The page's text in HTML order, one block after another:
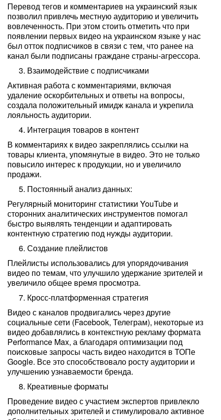
Перевод тегов и комментариев на украинский язык
позволил привлечь местную аудиторию и увеличить
вовлеченность. При этом стоить отметить что при
появлении первых видео на украинском языке у нас
был отток подписчиков в связи с тем, что ранее на
канал были подписаны граждане страны-агрессора.
Взаимодействие с подписчиками
Активная работа с комментариями, включая
удаление оскорбительных и ответы на вопросы,
создала положительный имидж канала и укрепила
лояльность аудитории.
Интеграция товаров в контент
В комментариях к видео закреплялись ссылки на
товары клиента, упомянутые в видео. Это не только
повысило интерес к продукции, но и увеличило
продажи.
Постоянный анализ данных:
Регулярный мониторинг статистики YouTube и
сторонних аналитических инструментов помогал
быстро выявлять тенденции и адаптировать
контентную стратегию под нужды аудитории.
Создание плейлистов
Плейлисты использовались для упорядочивания
видео по темам, что улучшило удержание зрителей и
увеличило общее время просмотра.
Кросс-платформенная стратегия
Видео с каналов продвигались через другие
социальные сети (Facebook, Телеграм), некоторые из
видео добавлялись в контекстную рекламу формата
Performance Max, а благодаря оптимизации под
поисковые запросы часть видео находится в ТОПе
Google. Все это способствовало росту аудитории и
улучшению узнаваемости бренда.
Креативные форматы
Проведение видео с участием экспертов привлекло
дополнительных зрителей и стимулировало активное